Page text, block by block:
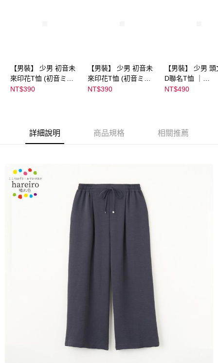
【男裝】 少男 初音未
來印花T恤 (初音ミク)
｜
NT$390
【男裝】 少男 初音未
來印花T恤 (初音ミク)
｜
NT$390
【男裝】 少男
D聯名T恤 ｜
NT$490
詳細說明 商品規格 相關推薦